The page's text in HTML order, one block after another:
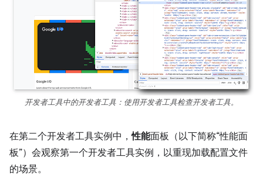
开发者工具中的开发者工具：使用开发者工具检查开发者工具。
在第二个开发者工具实例中，性能面板（以下简称“性能面
板”）会观察第一个开发者工具实例，以重现加载配置文件
的场景。